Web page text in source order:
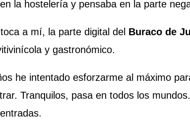
la hostelería y pensaba en la parte
a mí, la parte digital del Buraco de
y gastronómico.
he intentado esforzarme al máximo
Tranquilos, pasa en todos los